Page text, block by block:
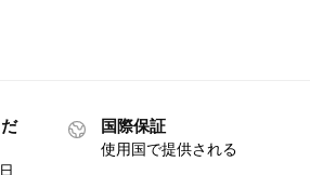
国際保証
使用国で提供される